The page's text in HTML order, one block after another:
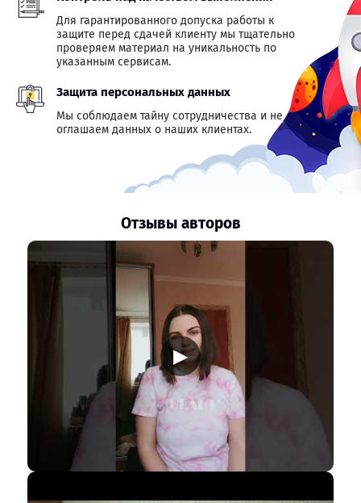
Для гарантированного допуска работы к
защите перед сдачей клиенту мы тщательно
проверяем материал на уникальность по
указанным сервисам.
Защита персональных данных
Мы соблюдаем тайну сотрудничества и не
оглашаем данных о наших клиентах.
Отзывы авторов
▶